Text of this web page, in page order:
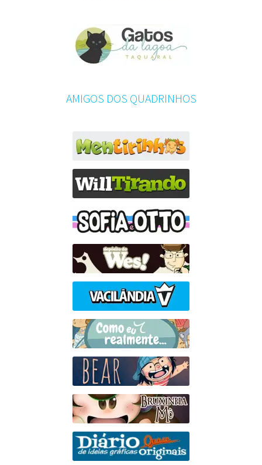
AMIGOS DOS QUADRINHOS